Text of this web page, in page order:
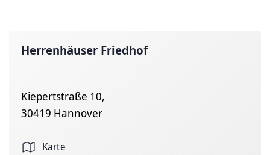
Herrenhäuser Friedhof
Kiepertstraße 10,
30419 Hannover
Karte